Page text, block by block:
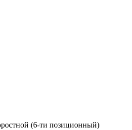
(6-ти позиционный)